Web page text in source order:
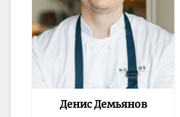
Денис Демьянов